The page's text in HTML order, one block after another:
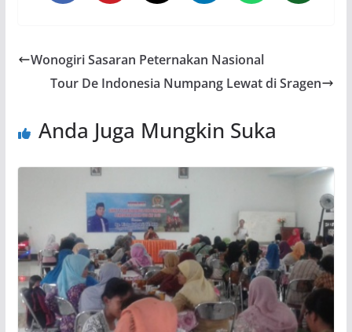
Wonogiri Sasaran Peternakan Nasional
Tour De Indonesia Numpang Lewat di Sragen
Anda Juga Mungkin Suka